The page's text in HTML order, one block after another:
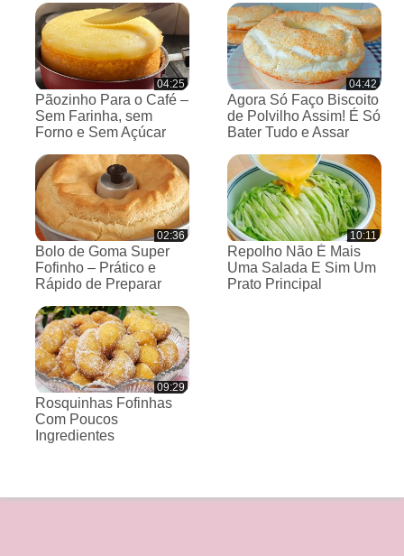
04:25
Pãozinho Para o Café –
Sem Farinha, sem
Forno e Sem Açúcar
04:42
Agora Só Faço Biscoito
de Polvilho Assim! É Só
Bater Tudo e Assar
02:36
Bolo de Goma Super
Fofinho – Prático e
Rápido de Preparar
10:11
Repolho Não É Mais
Uma Salada E Sim Um
Prato Principal
09:29
Rosquinhas Fofinhas
Com Poucos
Ingredientes